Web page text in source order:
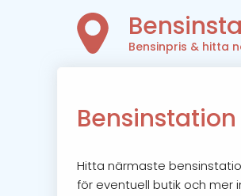
Bensinpris & hitta
Hitta närmaste
för eventuell butik och mer